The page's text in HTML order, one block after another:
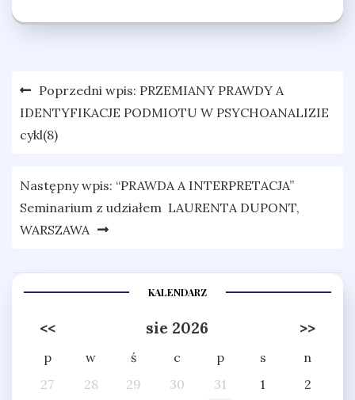
Nawigacja
wpisu
Poprzedni wpis: PRZEMIANY PRAWDY A
IDENTYFIKACJE PODMIOTU W PSYCHOANALIZIE
cykl(8)
Następny wpis: “PRAWDA A INTERPRETACJA”
Seminarium z udziałem LAURENTA DUPONT,
WARSZAWA
KALENDARZ
<< sie 2026 >>
p w ś c p s
n
27
28 29 30 31 1 2